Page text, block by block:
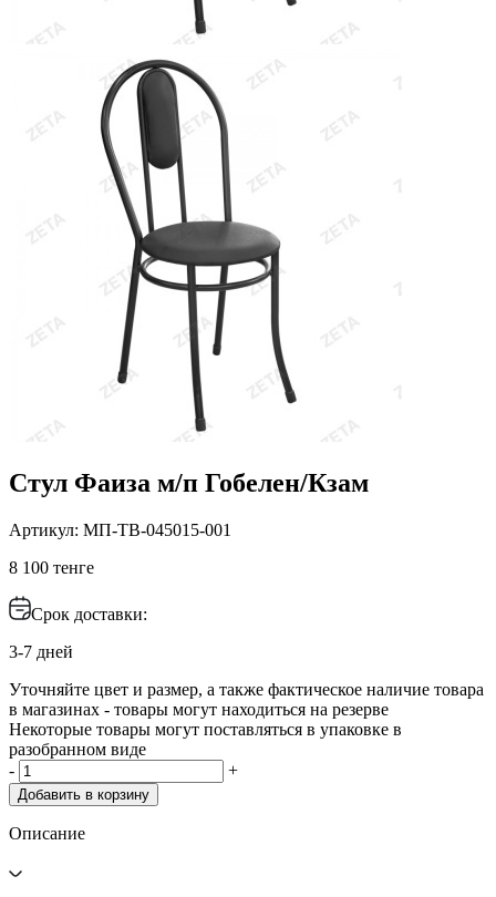
Стул Фаиза м/п Гобелен/Кзам
Артикул: МП-ТВ-045015-001
8 100 тенге
Срок доставки:
3-7 дней
Уточняйте цвет и размер, а также фактическое наличие товара
в магазинах - товары могут находиться на резерве
Некоторые товары могут поставляться в упаковке в
разобранном виде
-
+
Добавить в корзину
Описание